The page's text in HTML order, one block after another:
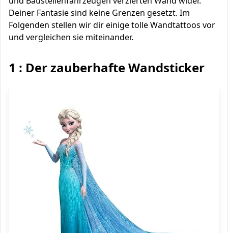
Deiner Fantasie sind keine Grenzen gesetzt. Im
Folgenden stellen wir dir einige tolle Wandtattoos vor
und vergleichen sie miteinander.
1 : Der zauberhafte Wandsticker